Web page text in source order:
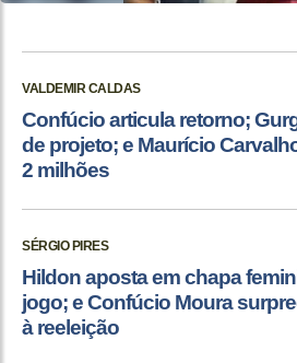
VALDEMIR CALDAS
Confúcio articula retorno;
de projeto; e Maurício
2 milhões
SÉRGIO PIRES
Hildon aposta em chapa
jogo; e Confúcio Moura
à reeleição